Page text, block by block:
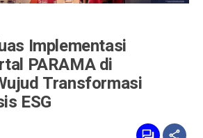
Implementasi
PARAMA di
Transformasi
ESG